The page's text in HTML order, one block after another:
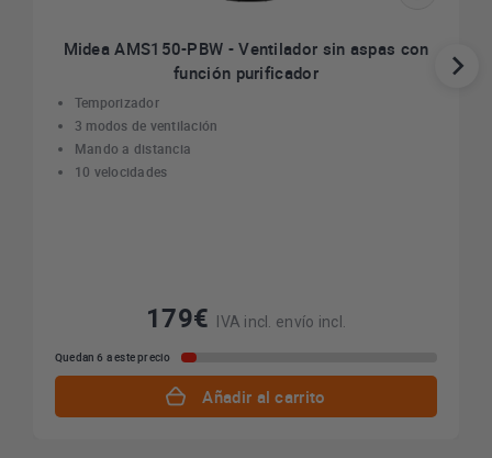
Midea AMS150-PBW - Ventilador sin aspas con
función purificador
Temporizador
3 modos de ventilación
Mando a distancia
10 velocidades
179€ IVA incl. envío incl.
Quedan 6 a este precio
Añadir al carrito